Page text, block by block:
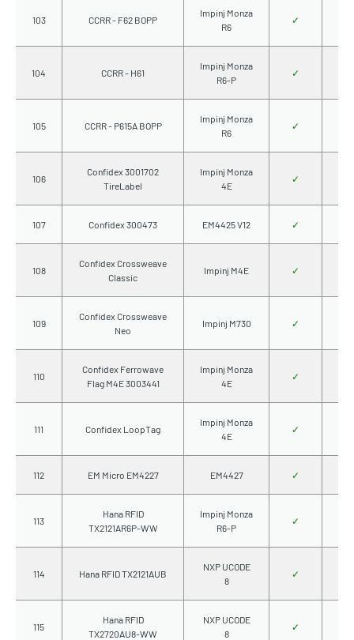
103 CCRR - F62 BOPP
Impinj Monza
R6
✓
104 CCRR - H61
Impinj Monza
R6-P
✓
105 CCRR - P615A BOPP
Impinj Monza
R6
✓
106
Confidex 3001702
TireLabel
Impinj Monza
4E
✓
107 Confidex 300473 EM4425 V12 ✓
108
Confidex Crossweave
Classic
Impinj M4E ✓
109
Confidex Crossweave
Neo
Impinj M730 ✓
110
Confidex Ferrowave
Flag M4E 3003441
Impinj Monza
4E
✓
111 Confidex LoopTag
Impinj Monza
4E
✓
112 EM Micro EM4227 EM4427 ✓
113
Hana RFID
TX2121AR6P-WW
Impinj Monza
R6-P
✓
114 Hana RFID TX2121AUB
NXP UCODE
8
✓
115
Hana RFID
TX2720AU8-WW
NXP UCODE
8
✓